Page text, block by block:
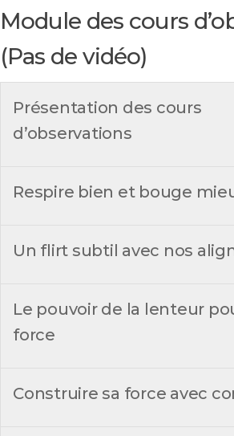
Module des cours
(Pas de vidéo)
Présentation des cours
d’observations
Respire bien et bouge
Un flirt subtil avec nos
Le pouvoir de la lenteur
force
Construire sa force avec